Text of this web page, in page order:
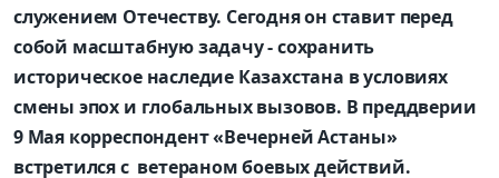
служением Отечеству. Сегодня он ставит перед
собой масштабную задачу - сохранить
историческое наследие Казахстана в условиях
смены эпох и глобальных вызовов. В преддверии
9 Мая корреспондент «Вечерней Астаны»
встретился с ветераном боевых действий.